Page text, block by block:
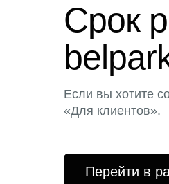
Срок
Если вы хотите
«Для клиентов».
Перейти в